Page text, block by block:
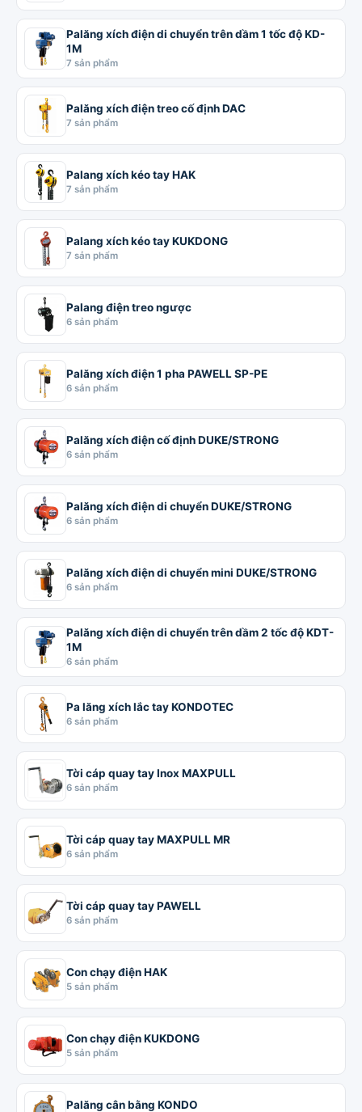
Palăng xích điện di chuyển trên dầm 1 tốc độ KD-
1M
7 sản phẩm
Palăng xích điện treo cố định DAC
7 sản phẩm
Palang xích kéo tay HAK
7 sản phẩm
Palang xích kéo tay KUKDONG
7 sản phẩm
Palang điện treo ngược
6 sản phẩm
Palăng xích điện 1 pha PAWELL SP-PE
6 sản phẩm
Palăng xích điện cố định DUKE/STRONG
6 sản phẩm
Palăng xích điện di chuyển DUKE/STRONG
6 sản phẩm
Palăng xích điện di chuyển mini DUKE/STRONG
6 sản phẩm
Palăng xích điện di chuyển trên dầm 2 tốc độ KDT-
1M
6 sản phẩm
Pa lăng xích lắc tay KONDOTEC
6 sản phẩm
Tời cáp quay tay Inox MAXPULL
6 sản phẩm
Tời cáp quay tay MAXPULL MR
6 sản phẩm
Tời cáp quay tay PAWELL
6 sản phẩm
Con chạy điện HAK
5 sản phẩm
Con chạy điện KUKDONG
5 sản phẩm
Palăng cân bằng KONDO